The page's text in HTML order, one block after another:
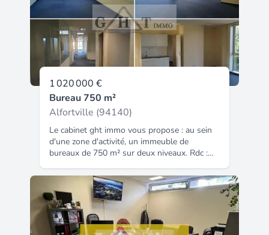
1 020 000 €
Bureau 750 m²
Alfortville (94140)
Le cabinet ght immo vous propose : au sein
d'une zone d'activité, un immeuble de
bureaux de 750 m² sur deux niveaux. Rdc :
environ places de parking belle opportunité !
Nght immo - 01 48 93 81 23 - plus
d'informations sur (réf. 9400411032).